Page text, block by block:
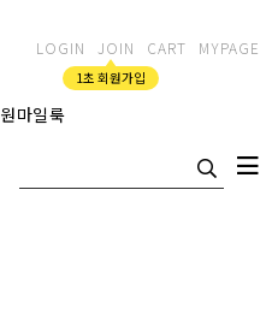
LOGIN JOIN
1초 회원가입
CART MYPAGE
원마일룩